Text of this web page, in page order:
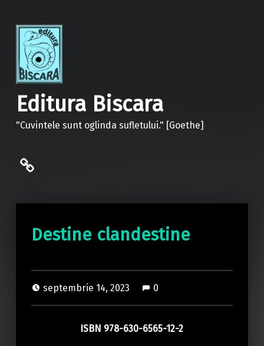
Editura Biscara
"Cuvintele sunt oglinda sufletului." [Goethe]
politica de confidentialitate
Destine clandestine
septembrie 14, 2023 0
ISBN 978-630-6565-12-2